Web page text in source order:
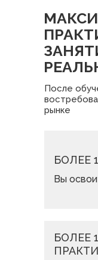
После
рынке
БОЛЕЕ
Вы
БОЛЕЕ